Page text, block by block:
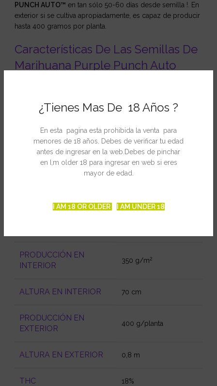
¿Tienes Mas De 18 Años ?
En esta pagina esta prohibida la venta para
menores de 18 años. Debes de verificar tu edad
antes de ingresar en la web.Debes de pinchar
en I,m older 18 para ingresar en web si eres
mayor de edad.
I AM 18 OR OLDER I AM UNDER 18
PUNCH AUTO™ en tan sólo 50-60 días desde semilla !. En
exterior si se cultiva apropiadamente, es capaz de producir
hasta 400 gramos por planta.
Características De Las Semillas De
Marihuana Purple Punch Auto
CRUCE
Critical
PRODUCCIÓN EN
INTERIOR
350 g/m2
ALTURA EN INTERIOR 70 cm
PRODUCCIÓN EN
EXTERIOR
400 g/planta
ALTURA EN EXTERIOR 0,8 m
THC 18%